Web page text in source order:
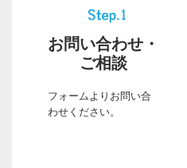
お問い合わせ・
ご相談
フォームよりお問い合
わせください。